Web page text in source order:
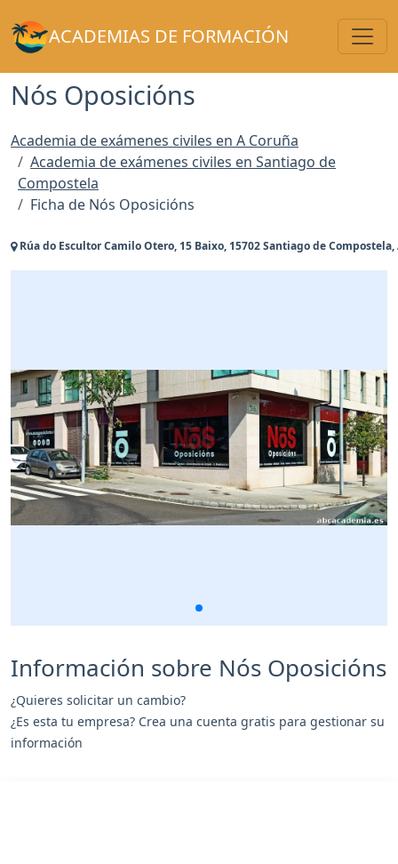
ACADEMIAS DE FORMACIÓN
Nós Oposicións
Academia de exámenes civiles en A Coruña
Academia de exámenes civiles en Santiago de
Compostela
Ficha de Nós Oposicións
Rúa do Escultor Camilo Otero, 15 Baixo, 15702 Santiago de Compostela,
Información sobre Nós Oposicións
¿Quieres solicitar un cambio?
¿Es esta tu empresa? Crea una cuenta gratis para gestionar su
información